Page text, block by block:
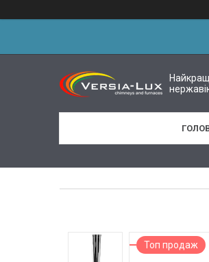
Топ продаж